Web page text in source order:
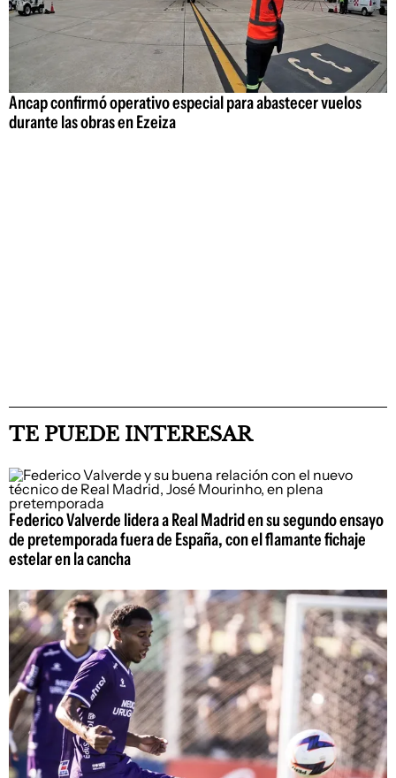
Ancap confirmó operativo especial para abastecer vuelos
durante las obras en Ezeiza
TE PUEDE INTERESAR
Federico Valverde lidera a Real Madrid en su segundo ensayo
de pretemporada fuera de España, con el flamante fichaje
estelar en la cancha